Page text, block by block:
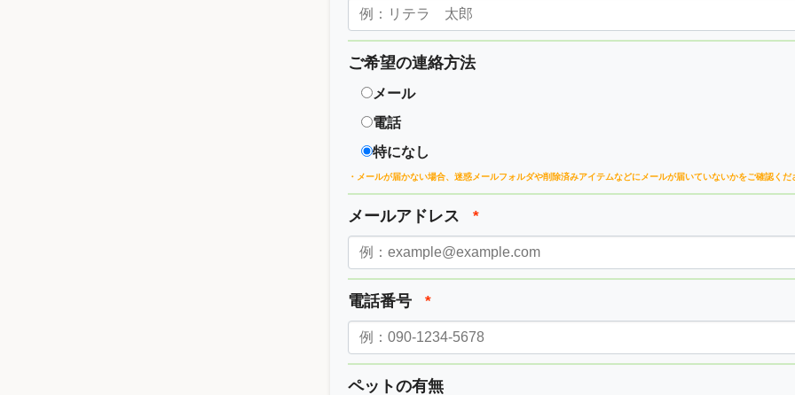
ご希望の連絡方法
メール
電話
特になし
・メールが届かない場合、 迷惑メールフォルダや削除済みアイテムなどに メールが届いていないかをご確認くだ
メールアドレス *
電話番号 *
ペットの有無